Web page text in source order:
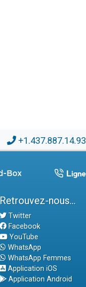
+1.437.887.14.93
Retrouvez-nous...
Twitter
Facebook
YouTube
WhatsApp
WhatsApp Femmes
Application iOS
Application Android